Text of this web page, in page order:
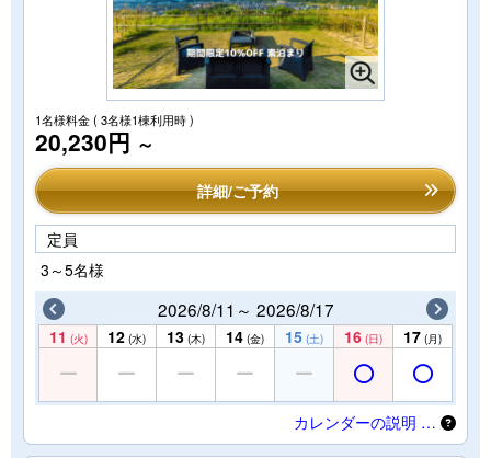
1名様料金( 3名様1棟利用時 )
20,230円 ～
詳細/ご予約
定員
3～5名様
2026/8/11～ 2026/8/17
11 (火) 12 (水) 13 (木) 14 (金) 15 (土) 16 (日) 17 (月)
カレンダーの説明 …